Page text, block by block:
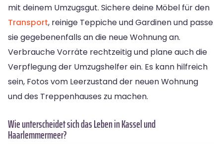
mit deinem Umzugsgut. Sichere deine Möbel für den
Transport, reinige Teppiche und Gardinen und passe
sie gegebenenfalls an die neue Wohnung an.
Verbrauche Vorräte rechtzeitig und plane auch die
Verpflegung der Umzugshelfer ein. Es kann hilfreich
sein, Fotos vom Leerzustand der neuen Wohnung
und des Treppenhauses zu machen.
Wie unterscheidet sich das Leben in Kassel und
Haarlemmermeer?